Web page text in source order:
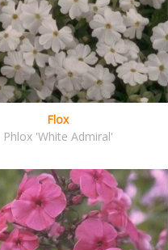
Flox
Phlox 'White Admiral'